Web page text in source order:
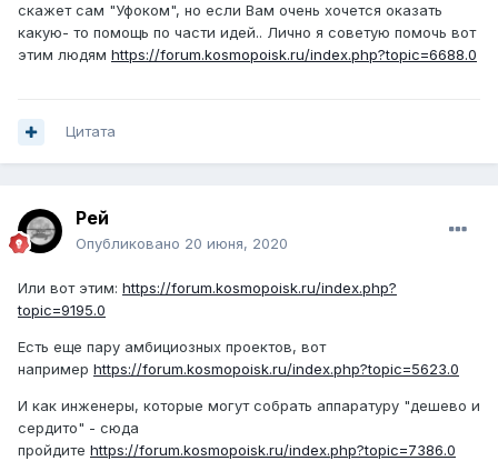
скажет сам "Уфоком", но если Вам очень хочется оказать
какую- то помощь по части идей.. Лично я советую помочь вот
этим людям https://forum.kosmopoisk.ru/index.php?topic=6688.0
Цитата
Рей
Опубликовано 20 июня, 2020
Или вот этим: https://forum.kosmopoisk.ru/index.php?
topic=9195.0
Есть еще пару амбициозных проектов, вот
например https://forum.kosmopoisk.ru/index.php?topic=5623.0
И как инженеры, которые могут собрать аппаратуру "дешево и
сердито" - сюда
пройдите https://forum.kosmopoisk.ru/index.php?topic=7386.0